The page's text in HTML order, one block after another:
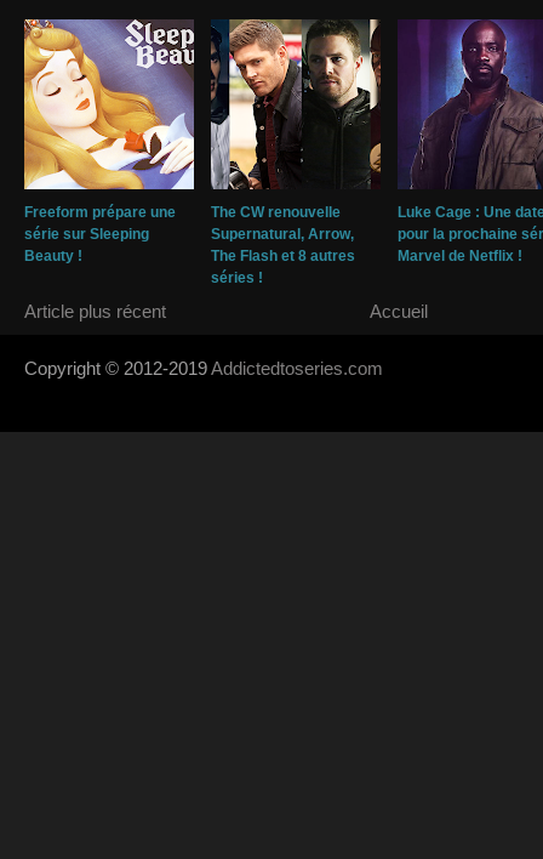
Freeform prépare une
série sur Sleeping
Beauty !
The CW renouvelle
Supernatural, Arrow,
The Flash et 8 autres
séries !
Luke Cage : Une
pour la prochaine
Marvel de Netflix !
Article plus récent Accueil
Copyright © 2012-2019Addictedtoseries.com